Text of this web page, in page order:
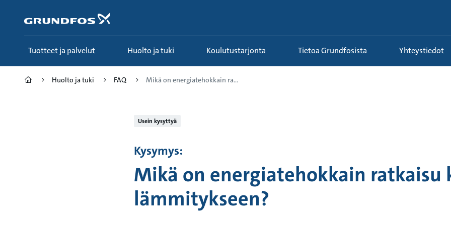
pääsisältöön
Tuotteet ja palvelut Huolto ja tuki Koulutustarjonta Tietoa Grundfosista Yhteystiedot
Huolto ja tuki FAQ Mikä on energiatehokkain ra...
Usein kysyttyä
Kysymys:
Mikä on energiatehokkain ratkaisu
lämmitykseen?